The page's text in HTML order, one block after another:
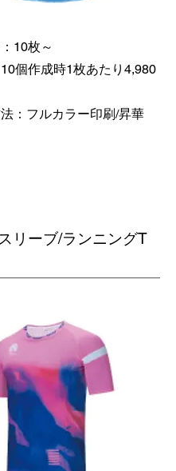
10枚～
個作成時1枚あたり4,980
：フルカラー印刷/昇華
リーブ/ランニングT